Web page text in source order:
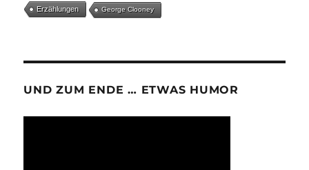
Erzählungen George Clooney
UND ZUM ENDE … ETWAS HUMOR